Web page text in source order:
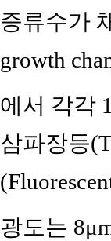
증류수가
growth
에서 각각
삼파장등
광도는